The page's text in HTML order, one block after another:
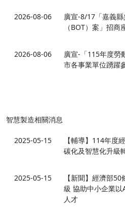
2026-08-06
廣宣-8/17「嘉義
（BOT）案」招商
2026-08-06
廣宣-「115年度勞
市各事業單位踴躍
智慧製造相關消息
2025-05-15
【輔導】114年度
碳化及智慧化升級
2025-05-15
【新聞】經濟部
級 協助中小企業
人才